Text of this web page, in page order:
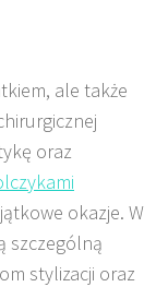
ale także
oraz
okazje. W
szczególną
stylizacji oraz